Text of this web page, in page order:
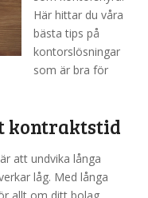
Här hittar du våra
bästa tips på
kontorslösningar
som är bra för
kontraktstid
att undvika långa
låg. Med långa